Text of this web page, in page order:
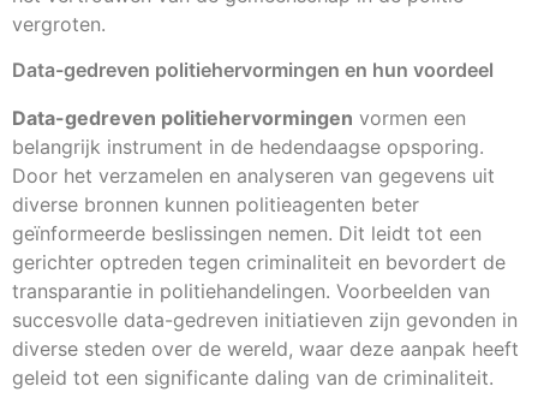
vergroten.
Data-gedreven politiehervormingen en hun voordeel
Data-gedreven politiehervormingen vormen een
belangrijk instrument in de hedendaagse opsporing.
Door het verzamelen en analyseren van gegevens uit
diverse bronnen kunnen politieagenten beter
geïnformeerde beslissingen nemen. Dit leidt tot een
gerichter optreden tegen criminaliteit en bevordert de
transparantie in politiehandelingen. Voorbeelden van
succesvolle data-gedreven initiatieven zijn gevonden in
diverse steden over de wereld, waar deze aanpak heeft
geleid tot een significante daling van de criminaliteit.